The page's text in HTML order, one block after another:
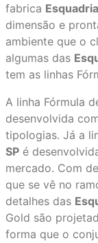
fabrica
dimensão e
ambiente que o
algumas das
tem as linhas
A linha Fórmula
desenvolvida
tipologias. Já a
SP é
mercado. Com
que se vê no
detalhes das
Gold são
forma que o